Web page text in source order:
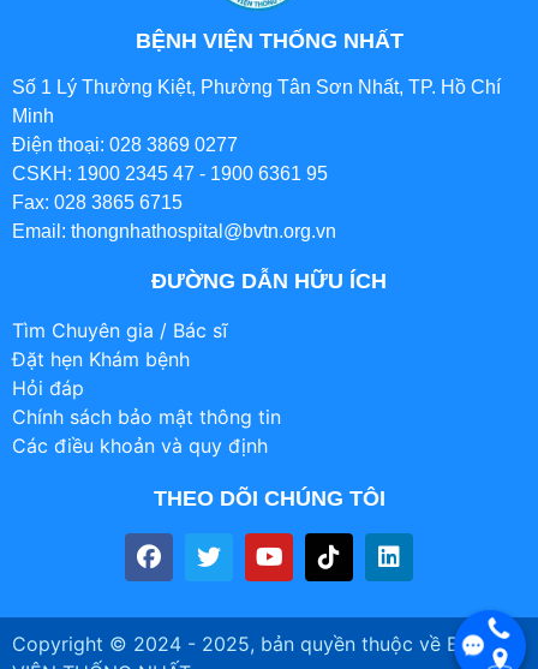
BỆNH VIỆN THỐNG NHẤT
Số 1 Lý Thường Kiệt, Phường Tân Sơn Nhất, TP. Hồ Chí
Minh
Điện thoại: 028 3869 0277
CSKH: 1900 2345 47 - 1900 6361 95
Fax: 028 3865 6715
Email: thongnhathospital@bvtn.org.vn
ĐƯỜNG DẪN HỮU ÍCH
Tìm Chuyên gia / Bác sĩ
Đặt hẹn Khám bệnh
Hỏi đáp
Chính sách bảo mật thông tin
Các điều khoản và quy định
THEO DÕI CHÚNG TÔI
Copyright © 2024 - 2025, bản quyền thuộc về BỆNH